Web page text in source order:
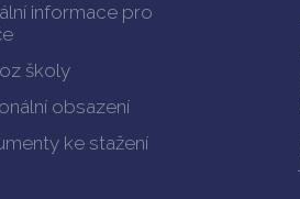
informace pro
školy
obsazení
ke stažení